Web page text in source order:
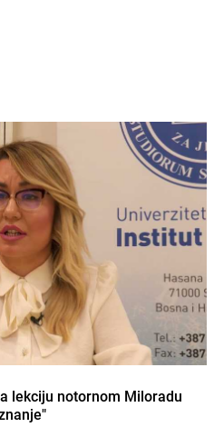
lekciju notornom Miloradu